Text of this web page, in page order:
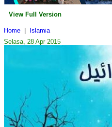
View Full Version
Home
Islamia
Selasa, 28 Apr 2015